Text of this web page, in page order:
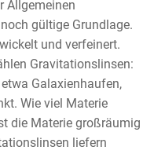
Allgemeinen
gültige Grundlage.
und verfeinert.
Gravitationslinsen:
Galaxienhaufen,
Wie viel Materie
die Materie großräumig
liefern